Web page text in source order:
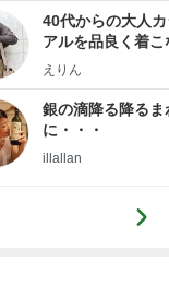
40代からの大人
アルを品良く着こ
ファッションブロ
えりん
銀の滴降る降るま
に・・・
illallan